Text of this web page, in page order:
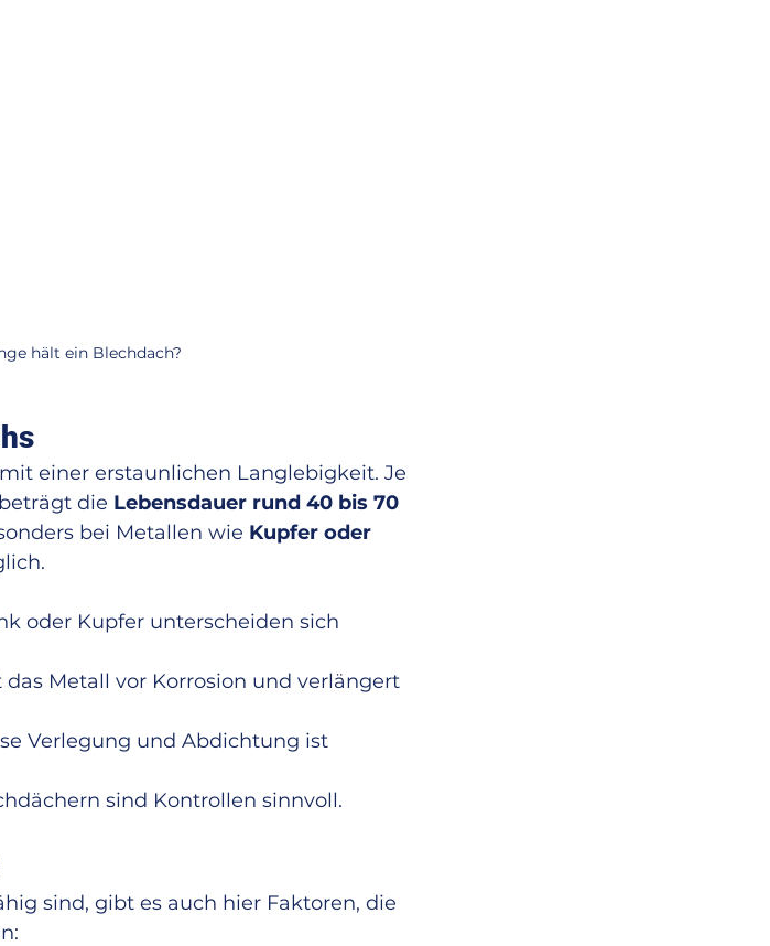
hält ein Blechdach?
einer erstaunlichen Langlebigkeit. Je
die Lebensdauer rund 40 bis 70
bei Metallen wie Kupfer oder
oder Kupfer unterscheiden sich
das Metall vor Korrosion und verlängert
Verlegung und Abdichtung ist
sind Kontrollen sinnvoll.
sind, gibt es auch hier Faktoren, die